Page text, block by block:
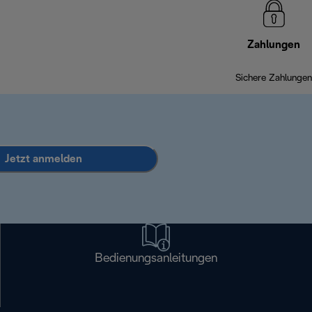
Zahlungen
Sichere Zahlungen
Jetzt anmelden
Bedienungsanleitungen